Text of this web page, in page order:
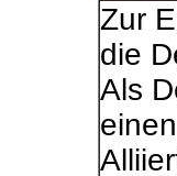
Zur
die
Als